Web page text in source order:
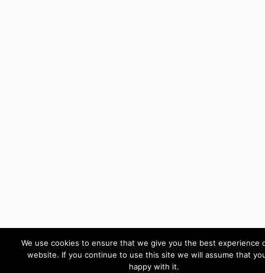
We use cookies to ensure that we give you the best experience
website. If you continue to use this site we will assume that
happy with it.